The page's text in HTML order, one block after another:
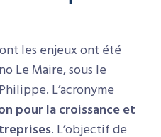
les enjeux ont été
Le Maire, sous le
L’acronyme
pour la croissance et
. L’objectif de